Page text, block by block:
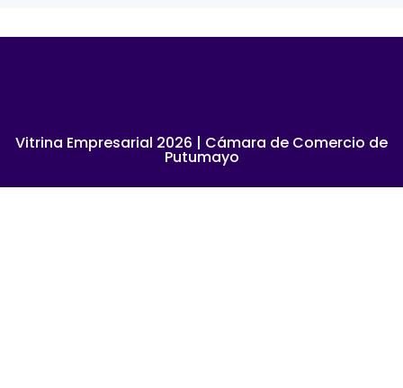
Vitrina Empresarial 2026 | Cámara de Comercio de
Putumayo